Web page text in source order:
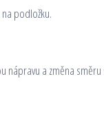
podložku.
nápravu a změna